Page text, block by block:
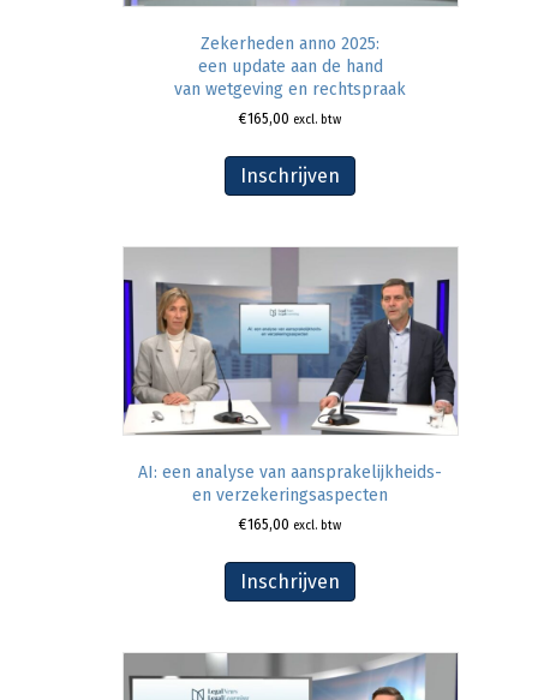
Zekerheden anno 2025:
een update aan de hand
van wetgeving en rechtspraak
€165,00 excl. btw
Inschrijven
AI: een analyse van aansprakelijkheids-
en verzekeringsaspecten
€165,00 excl. btw
Inschrijven